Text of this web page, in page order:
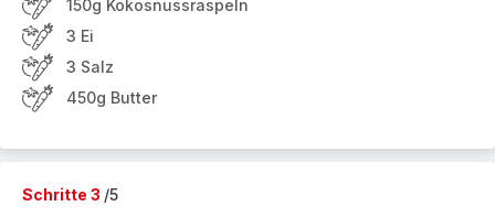
150g Kokosnussraspeln
3 Ei
3 Salz
450g Butter
Schritte 3 /5